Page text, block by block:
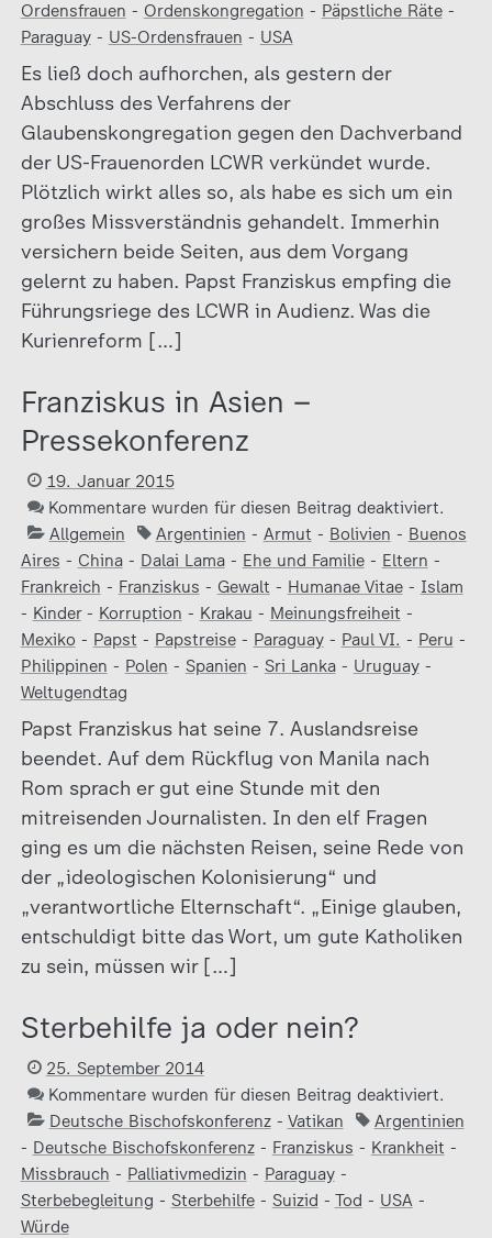
Ordensfrauen - Ordenskongregation - Päpstliche Räte-
Paraguay- US-Ordensfrauen - USA
Es ließ doch aufhorchen, als gestern der
Abschluss des Verfahrens der
Glaubenskongregation gegen den Dachverband
der US-Frauenorden LCWR verkündet wurde.
Plötzlich wirkt alles so, als habe es sich um ein
großes Missverständnis gehandelt. Immerhin
versichern beide Seiten, aus dem Vorgang
gelernt zu haben. Papst Franziskus empfing die
Führungsriege des LCWR in Audienz. Was die
Kurienreform […]
Franziskus in Asien –
Pressekonferenz
19. Januar 2015
Kommentare wurden für diesen Beitrag deaktiviert.
Allgemein
Argentinien - Armut - Bolivien - Buenos
Aires - China- Dalai Lama- Ehe und Familie- Eltern -
Frankreich - Franziskus - Gewalt - Humanae Vitae- Islam
- Kinder- Korruption - Krakau - Meinungsfreiheit -
Mexiko - Papst - Papstreise- Paraguay- Paul VI. - Peru -
Philippinen - Polen - Spanien - Sri Lanka- Uruguay-
Weltugendtag
Papst Franziskus hat seine 7. Auslandsreise
beendet. Auf dem Rückflug von Manila nach
Rom sprach er gut eine Stunde mit den
mitreisenden Journalisten. In den elf Fragen
ging es um die nächsten Reisen, seine Rede von
der „ideologischen Kolonisierung“ und
„verantwortliche Elternschaft“. „Einige glauben,
entschuldigt bitte das Wort, um gute Katholiken
zu sein, müssen wir […]
Sterbehilfe ja oder nein?
25. September 2014
Kommentare wurden für diesen Beitrag deaktiviert.
Deutsche Bischofskonferenz- Vatikan
Argentinien
- Deutsche Bischofskonferenz- Franziskus - Krankheit -
Missbrauch - Palliativmedizin - Paraguay-
Sterbebegleitung - Sterbehilfe- Suizid - Tod - USA-
Würde